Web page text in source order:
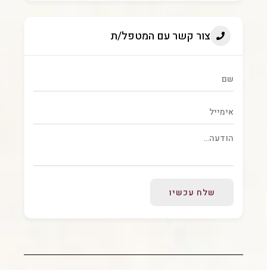
צור קשר עם המטפל/ת
שלח עכשיו